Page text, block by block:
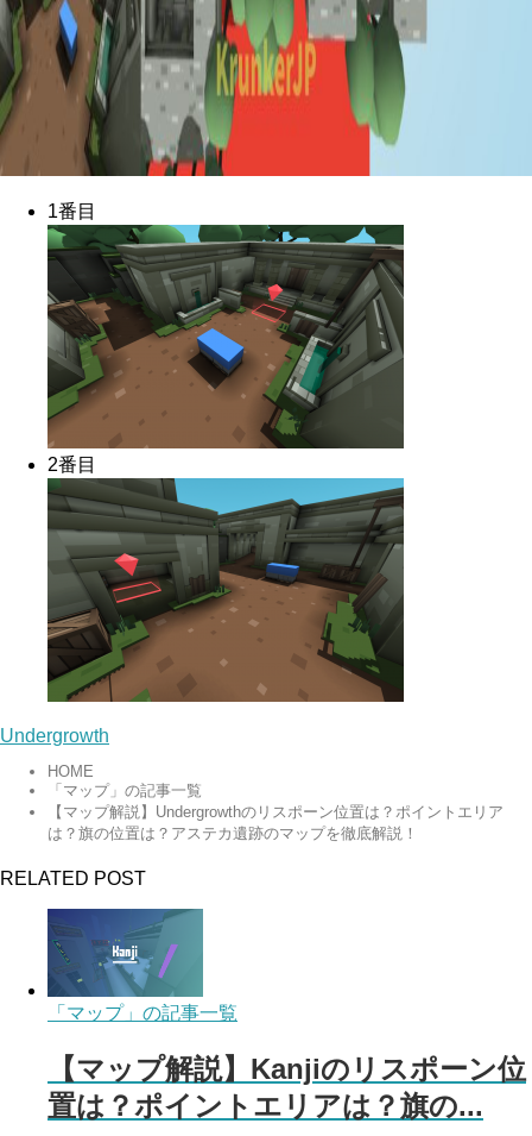
1番目
2番目
Undergrowth
HOME
「マップ」の記事一覧
【マップ解説】Undergrowthのリスポーン位置は？ポイントエリア
は？旗の位置は？アステカ遺跡のマップを徹底解説！
RELATED POST
「マップ」の記事一覧
【マップ解説】Kanjiのリスポーン位
置は？ポイントエリアは？旗の...